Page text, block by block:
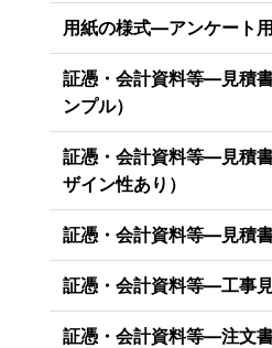
用紙の様式―アンケート
証憑・会計資料等―見積
ンプル）
証憑・会計資料等―見積
ザイン性あり）
証憑・会計資料等―見積
証憑・会計資料等―工事
証憑・会計資料等―注文